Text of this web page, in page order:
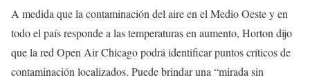
A medida que la contaminación del aire en el Medio Oeste y en
todo el país responde a las temperaturas en aumento, Horton dijo
que la red Open Air Chicago podrá identificar puntos críticos de
contaminación localizados. Puede brindar una “mirada sin